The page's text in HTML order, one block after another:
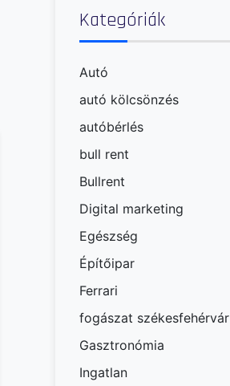
Kategóriák
Autó
autó kölcsönzés
autóbérlés
bull rent
Bullrent
Digital marketing
Egészség
Építőipar
Ferrari
fogászat székesfehérvár
Gasztronómia
Ingatlan